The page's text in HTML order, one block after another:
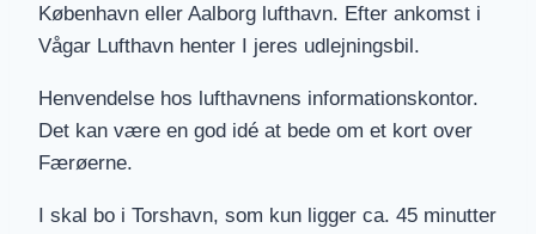
København eller Aalborg lufthavn. Efter ankomst i
Vågar Lufthavn henter I jeres udlejningsbil.
Henvendelse hos lufthavnens informationskontor.
Det kan være en god idé at bede om et kort over
Færøerne.
I skal bo i Torshavn, som kun ligger ca. 45 minutter